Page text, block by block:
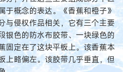
于概念的表达。《香蕉和橙子》
与侵权作品相关，它有三个主要
银色的防水布胶带、一块绿色的
固定在了这块平板上。该香蕉本
上略偏左。该胶带几乎垂直，但